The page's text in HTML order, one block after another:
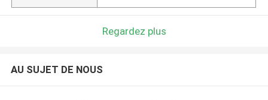
Regardez plus
AU SUJET DE NOUS